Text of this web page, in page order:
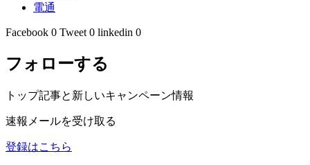
電通
Facebook 0 Tweet 0 linkedin 0
フォローする
トップ記事と新しいキャンペーン情報
速報メールを受け取る
登録はこちら